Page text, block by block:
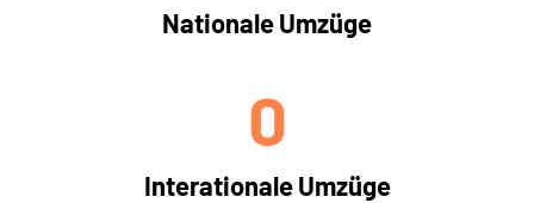
Nationale Umzüge
Interationale Umzüge
0